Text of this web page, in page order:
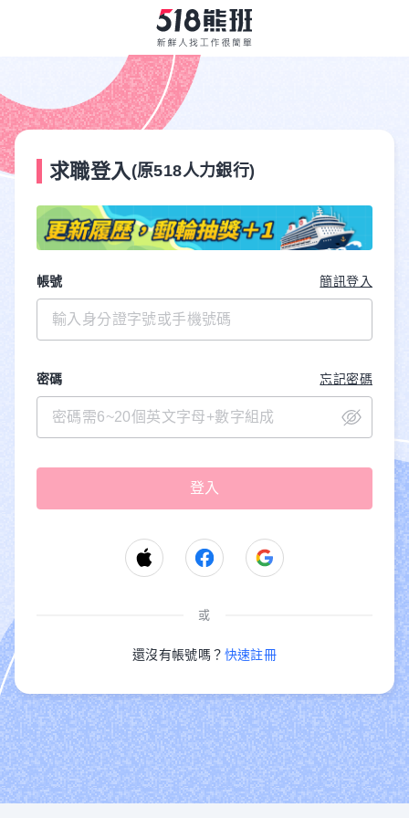
求職登入 (原518人力銀行)
帳號 簡訊登入
密碼 忘記密碼
或
還沒有帳號嗎？ 快速註冊